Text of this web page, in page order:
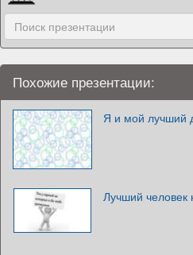
Похожие презентации:
Я и мой лучший
Лучший человек